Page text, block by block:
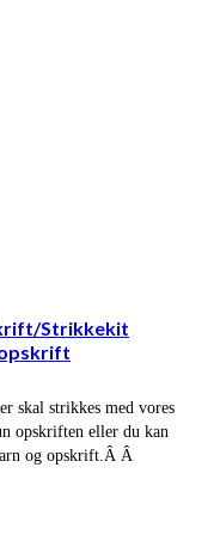
Strikkekit
skal strikkes med vores
opskriften eller du kan
og opskrift.Â Â